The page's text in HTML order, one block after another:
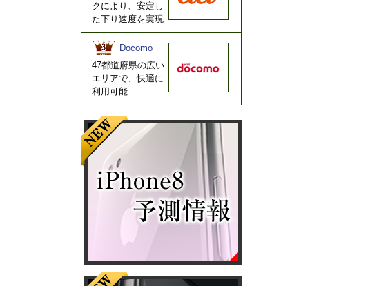
クにより、安定し
た下り速度を実現
Docomo
47都道府県の広い
エリアで、快適に
利用可能